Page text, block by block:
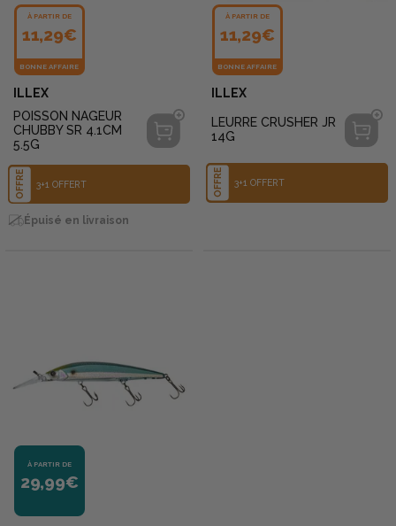
À PARTIR DE
11,29€
BONNE AFFAIRE
ILLEX
POISSON NAGEUR
CHUBBY SR 4.1CM
5.5G
OFFRE 3+1 OFFERT
Épuisé en livraison
À PARTIR DE
11,29€
BONNE AFFAIRE
ILLEX
LEURRE CRUSHER JR
14G
OFFRE 3+1 OFFERT
À PARTIR DE
29,99€